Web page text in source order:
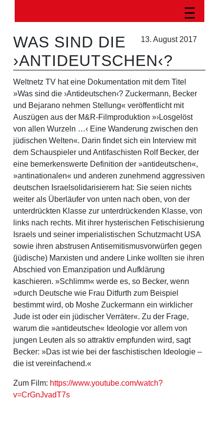
13. August 2017
WAS SIND DIE
›ANTIDEUTSCHEN‹?
Weltnetz TV hat eine Dokumentation mit dem Titel
»Was sind die ›Antideutschen‹? Zuckermann, Becker
und Bejarano nehmen Stellung« veröffentlicht mit
Auszügen aus der M&R-Filmproduktion »›Losgelöst
von allen Wurzeln …‹ Eine Wanderung zwischen den
jüdischen Welten«. Darin findet sich ein Interview mit
dem Schauspieler und Antifaschisten Rolf Becker, der
eine bemerkenswerte Definition der »antideutschen«,
»antinationalen« und anderen zunehmend aggressiven
deutschen Israelsolidarisierern hat: Sie seien nichts
weiter als Überläufer von unten nach oben, von der
unterdrückten Klasse zur unterdrückenden Klasse, von
links nach rechts. Mit ihrer hysterischen Fetischisierung
Israels und seiner imperialistischen Schutzmacht USA
sowie ihren abstrusen Antisemitismusvorwürfen gegen
(jüdische) Marxisten und andere Linke wollten sie ihren
Abschied von Emanzipation und Aufklärung
kaschieren. »Schlimm« werde es, so Becker, wenn
»durch Deutsche wie Frau Ditfurth zum Beispiel
bestimmt wird, ob Moshe Zuckermann ein wirklicher
Jude ist oder ein jüdischer Verräter«. Zu der Frage,
warum die »antideutsche« Ideologie vor allem von
jungen Leuten als so attraktiv empfunden wird, sagt
Becker: »Das ist wie bei der faschistischen Ideologie –
die ist vereinfachend.«
Zum Film: https://www.youtube.com/watch?
v=CrGnJvadT7s